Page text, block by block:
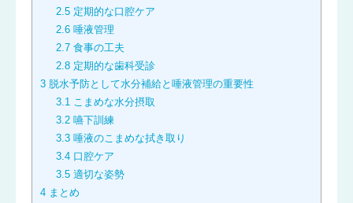
2.5定期的な口腔ケア
2.6唾液管理
2.7食事の工夫
2.8定期的な歯科受診
3 脱水予防として水分補給と唾液管理の重要性
3.1
こまめな水分摂取
3.2嚥下訓練
3.3唾液のこまめな拭き取り
3.4口腔ケア
3.5適切な姿勢
4 まとめ